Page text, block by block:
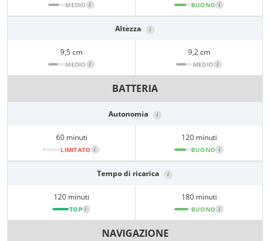
MEDIO i BUONO i
Altezza i
9,5 cm
MEDIO i
9,2 cm
MEDIO i
BATTERIA
Autonomia i
60 minuti
LIMITATO i
120 minuti
BUONO i
Tempo di ricarica i
120 minuti
TOP i
180 minuti
BUONO i
NAVIGAZIONE